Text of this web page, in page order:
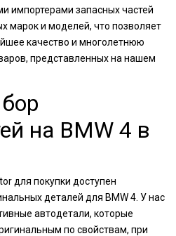
импортерами запасных частей
марок и моделей, что позволяет
качество и многолетнюю
представленных на нашем
на BMW 4 в
для покупки доступен
деталей для BMW 4. У нас
автодетали, которые
по свойствам, при